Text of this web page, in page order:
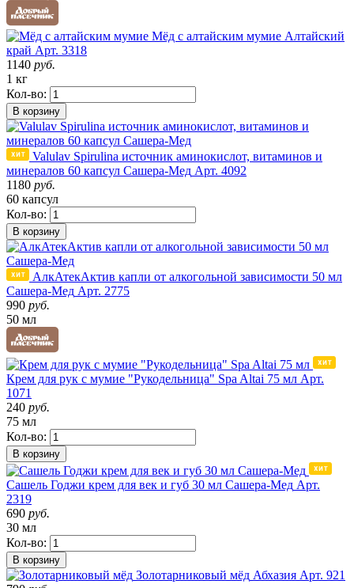
Мёд с алтайским мумие Алтайский
край Арт. 3318
1140 руб.
1 кг
Кол-во:
В корзину
Valulav Spirulina источник аминокислот, витаминов и
минералов 60 капсул Сашера-Мед Арт. 4092
1180 руб.
60 капсул
Кол-во:
В корзину
АлкАтекАктив капли от алкогольной зависимости 50 мл
Сашера-Мед Арт. 2775
990 руб.
50 мл
Крем для рук с мумие "Рукодельница" Spa Altai 75 мл Арт.
1071
240 руб.
75 мл
Кол-во:
В корзину
Сашель Годжи крем для век и губ 30 мл Сашера-Мед Арт.
2319
690 руб.
30 мл
Кол-во:
В корзину
Золотарниковый мёд Абхазия Арт. 921